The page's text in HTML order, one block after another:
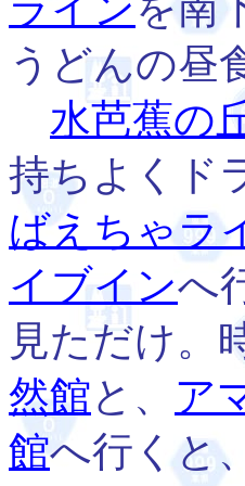
うどんの昼
水芭蕉の
持ちよくド
ばえちゃラ
イブインへ
見ただけ。
然館と、 ア
館へ行くと